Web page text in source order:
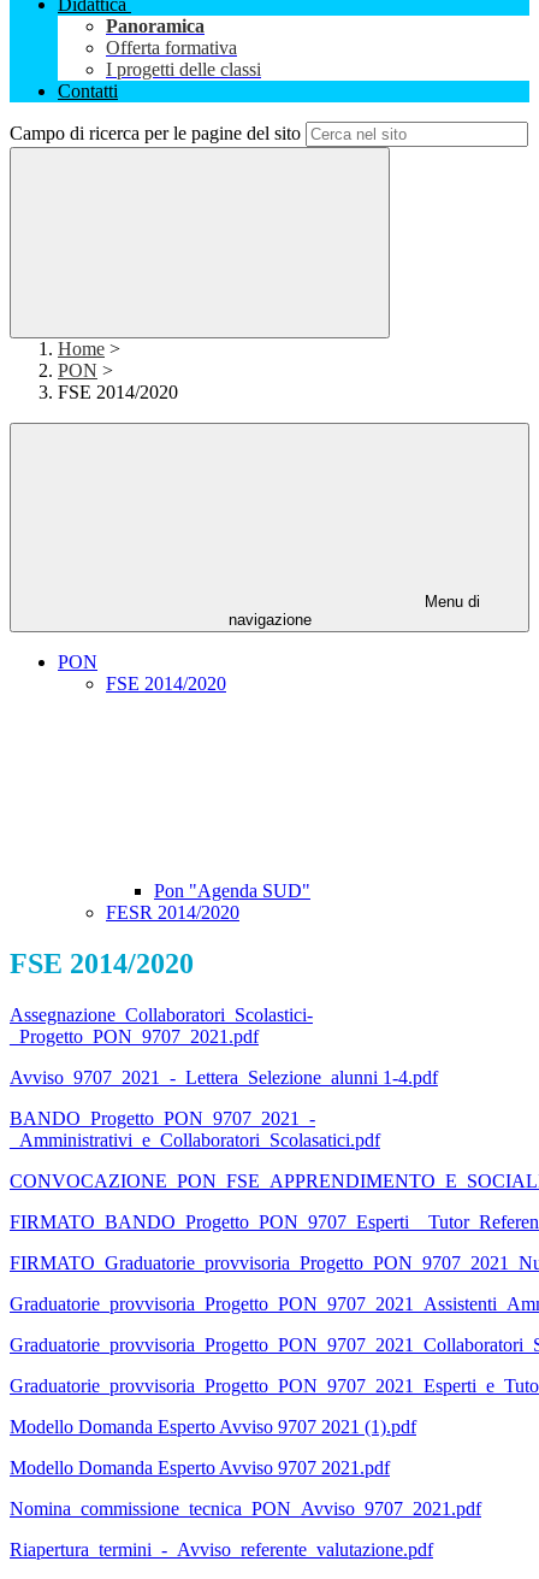
Didattica
Panoramica
Offerta formativa
I progetti delle classi
Contatti
Campo di ricerca per le pagine del sito
Home >
PON >
FSE 2014/2020
Menu di
navigazione
PON
FSE 2014/2020
Pon "Agenda SUD"
FESR 2014/2020
FSE 2014/2020
Assegnazione_Collaboratori_Scolastici-
_Progetto_PON_9707_2021.pdf
Avviso_9707_2021_-_Lettera_Selezione_alunni 1-4.pdf
BANDO_Progetto_PON_9707_2021_-
_Amministrativi_e_Collaboratori_Scolasatici.pdf
Modello Domanda Esperto Avviso 9707 2021 (1).pdf
Modello Domanda Esperto Avviso 9707 2021.pdf
Nomina_commissione_tecnica_PON_Avviso_9707_2021.pdf
Riapertura_termini_-_Avviso_referente_valutazione.pdf